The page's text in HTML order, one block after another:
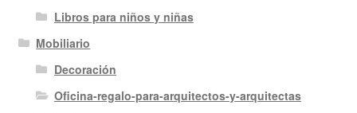
Libros para niños y niñas
Mobiliario
Decoración
Oficina-regalo-para-arquitectos-y-arquitectas